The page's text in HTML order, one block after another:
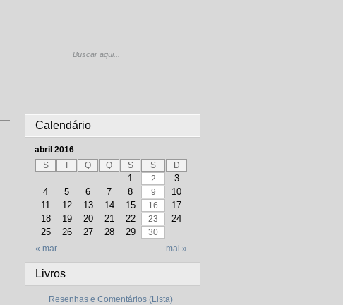
Calendário
abril 2016
S
T Q Q S S D
« mar mai »
1 2
3
4
5 6 7 8 9
10
11
12 13 14 15 16
17
18
19 20 21 22 23
24
25
26 27 28 29 30
Livros
Resenhas e Comentários (Lista)